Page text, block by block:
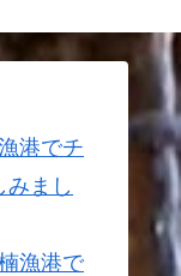
港でチ
みまし
漁港で